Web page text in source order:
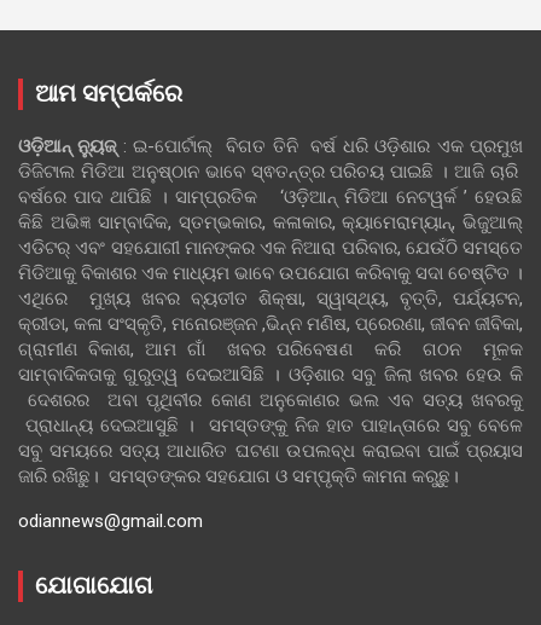
ଆମ ସମ୍ପର୍କରେ
ଓଡ଼ିଆନ୍‍ ନ୍ୟୁଜ୍‍: ଇ-ପୋର୍ଟାଲ୍ ବିଗତ ତିନି ବର୍ଷ ଧରି ଓଡ଼ିଶାର ଏକ ପ୍ରମୁଖ
ଡିଜିଟାଲ ମିଡିଆ ଅନୁଷ୍ଠାନ ଭାବେ ସ୍ଵତନ୍ତ୍ର ପରିଚୟ ପାଇଛି । ଆଜି ଚାରି
ବର୍ଷରେ ପାଦ ଥାପିଛି । ସାମ୍ପ୍ରତିକ ‘ଓଡ଼ିଆନ୍‍ ମିଡିଆ ନେଟୱର୍କ ’ ହେଉଛି
କିଛି ଅଭିଜ୍ଞ ସାମ୍ବାଦିକ, ସ୍ତମ୍ଭକାର, କଳାକାର, କ୍ୟାମେରାମ୍ୟାନ୍, ଭିଜୁଆଲ୍
ଏଡିଟର୍ ଏବଂ ସହଯୋଗୀ ମାନଙ୍କର ଏକ ନିଆରା ପରିବାର, ଯେଉଁଠି ସମସ୍ତେ
ମିଡିଆକୁ ବିକାଶର ଏକ ମାଧ୍ୟମ ଭାବେ ଉପଯୋଗ କରିବାକୁ ସଦା ଚେଷ୍ଟିତ ।
ଏଥିରେ ମୁଖ୍ୟ ଖବର ବ୍ୟତୀତ ଶିକ୍ଷା, ସ୍ୱାସ୍ଥ୍ୟ, ବୃତ୍ତି, ପର୍ଯ୍ୟଟନ,
କ୍ରୀଡା, କଳା ସଂସ୍କୃତି, ମନୋରଞ୍ଜନ ,ଭିନ୍ନ ମଣିଷ, ପ୍ରେରଣା, ଜୀବନ ଜୀବିକା,
ଗ୍ରାମୀଣ ବିକାଶ, ଆମ ଗାଁ ଖବର ପରିବେଷଣ କରି ଗଠନ ମୂଳକ
ସାମ୍ବାଦିକତାକୁ ଗୁରୁତ୍ୱ ଦେଇଆସିଛି । ଓଡ଼ିଶାର ସବୁ ଜିଲା ଖବର ହେଉ କି
ଦେଶରର ଅବା ପୃଥିବୀର କୋଣ ଅନୁକୋଣର ଭଲ ଏବ ସତ୍ୟ ଖବରକୁ
ପ୍ରାଧାନ୍ୟ ଦେଇଆସୁଛି । ସମସ୍ତଙ୍କୁ ନିଜ ହାତ ପାହାନ୍ତାରେ ସବୁ ବେଳେ
ସବୁ ସମୟରେ ସତ୍ୟ ଆଧାରିତ ଘଟଣା ଉପଲବ୍ଧ କରାଇବା ପାଇଁ ପ୍ରୟାସ
ଜାରି ରଖିଛୁ। ସମସ୍ତଙ୍କର ସହଯୋଗ ଓ ସମ୍ପୃକ୍ତି କାମନା କରୁଛୁ।
odiannews@gmail.com
ଯୋଗାଯୋଗ